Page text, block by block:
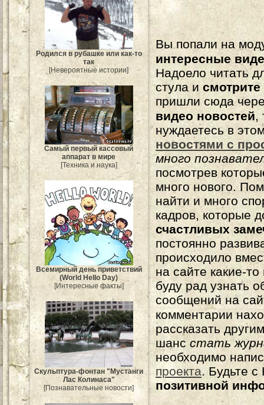
Родился в рубашке или как-то
так
[Невероятные истории]
Самый первый кассовый
аппарат в мире
[Техника и наука]
Всемирный день приветствий
(World Hello Day)
[Интересные факты]
Скульптура-фонтан "Мустанги
Лас Колинаса"
[Познавательные новости]
Вы попали на
интересные
Надоело читать
стула и
пришли сюда
видео новостей,
нуждаетесь в
новостями с
много
посмотрев
много нового.
найти и много
кадров, которые
счастливых
постоянно
происходило
на сайте какие-
буду рад узнать
сообщений на
комментарии
рассказать
шанс стать
необходимо
проекта. Будьте
позитивной